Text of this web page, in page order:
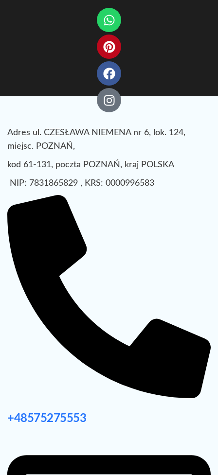
Adres ul. CZESŁAWA NIEMENA nr 6, lok. 124,
miejsc. POZNAŃ,
kod 61-131, poczta POZNAŃ, kraj POLSKA
NIP: 7831865829 , KRS: 0000996583
+48575275553